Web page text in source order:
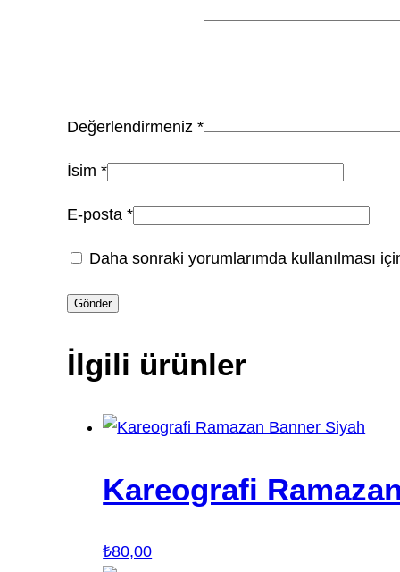
Değerlendirmeniz*
İsim*
E-posta*
Daha sonraki yorumlarımda kullanılması
İlgili ürünler
Kareografi
₺80,00